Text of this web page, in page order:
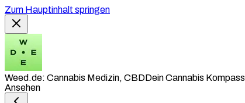
Zum Hauptinhalt springen
Weed.de: Cannabis Medizin, CBDDein Cannabis Kompass
Ansehen